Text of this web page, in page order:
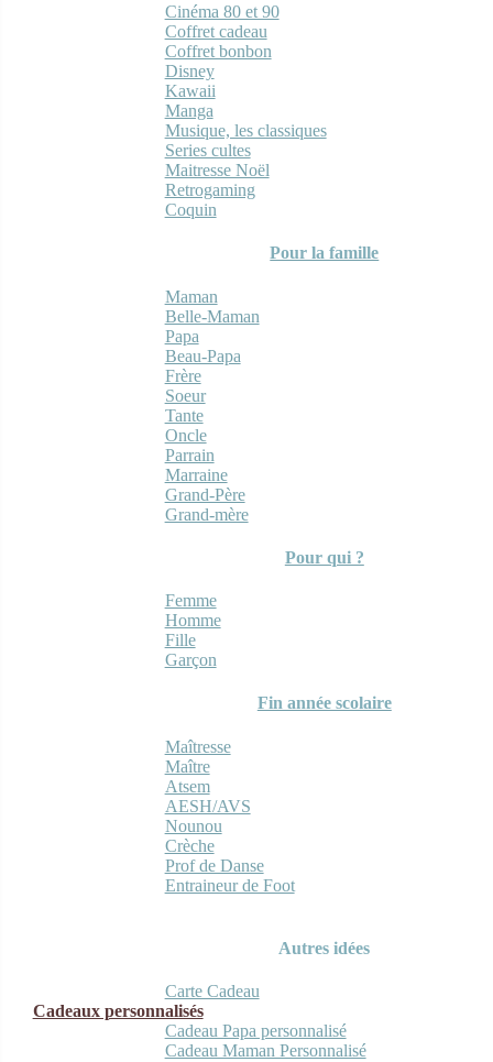
Cinéma 80 et 90
Coffret cadeau
Coffret bonbon
Disney
Kawaii
Manga
Musique, les classiques
Series cultes
Maitresse Noël
Retrogaming
Coquin
Pour la famille
Maman
Belle-Maman
Papa
Beau-Papa
Frère
Soeur
Tante
Oncle
Parrain
Marraine
Grand-Père
Grand-mère
Pour qui ?
Femme
Homme
Fille
Garçon
Fin année scolaire
Maîtresse
Maître
Atsem
AESH/AVS
Nounou
Crèche
Prof de Danse
Entraineur de Foot
Autres idées
Carte Cadeau
Cadeaux personnalisés
Cadeau Papa personnalisé
Cadeau Maman Personnalisé